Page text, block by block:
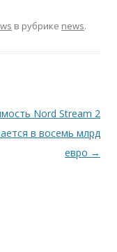
в рубрике news.
Nord Stream 2
в восемь млрд
евро →